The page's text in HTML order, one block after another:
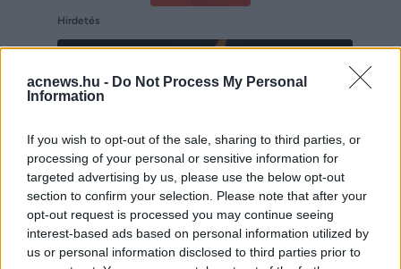
acnews.hu - Do Not Process My Personal
Information
If you wish to opt-out of the sale, sharing to third parties, or
processing of your personal or sensitive information for
targeted advertising by us, please use the below opt-out
section to confirm your selection. Please note that after your
opt-out request is processed you may continue seeing
interest-based ads based on personal information utilized by
us or personal information disclosed to third parties prior to
Hirdetés